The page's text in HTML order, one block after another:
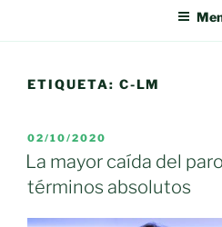
ETIQUETA: C-LM
PUBLICADO
EL
02/10/2020
La mayor caída del
términos absolutos